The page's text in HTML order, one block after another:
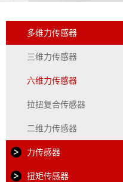
多维力传感器
三维力传感器
六维力传感器
拉扭复合传感器
二维力传感器
力传感器
扭矩传感器